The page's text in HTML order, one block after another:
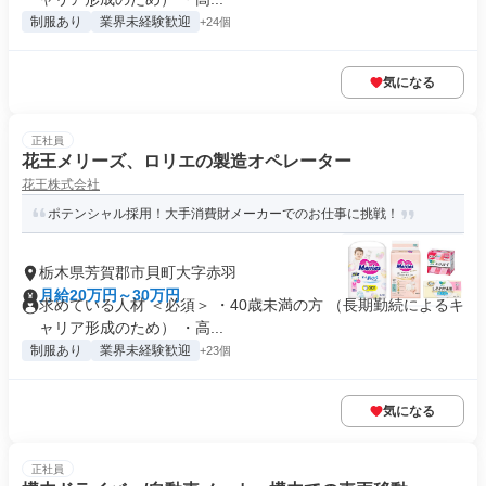
制服あり 業界未経験歓迎 +24個
気になる
正社員
花王メリーズ、ロリエの製造オペレーター
花王株式会社
ポテンシャル採用！大手消費財メーカーでのお仕事に挑戦！
栃木県芳賀郡市貝町大字赤羽
月給20万円～30万円
求めている人材 ＜必須＞ ・40歳未満の方 （長期勤続によるキ
ャリア形成のため） ・⾼...
制服あり 業界未経験歓迎 +23個
気になる
正社員